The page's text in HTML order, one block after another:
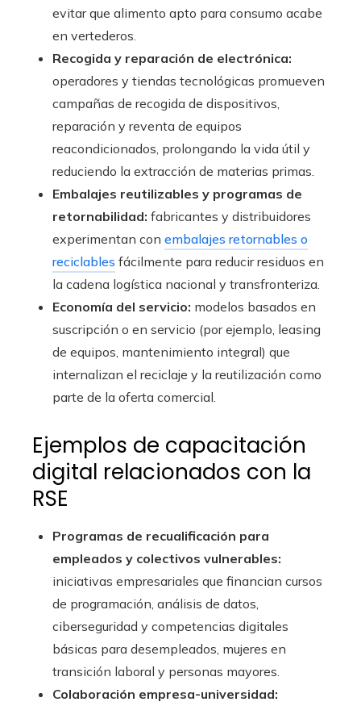
evitar que alimento apto para consumo acabe
en vertederos.
Recogida y reparación de electrónica:
operadores y tiendas tecnológicas promueven
campañas de recogida de dispositivos,
reparación y reventa de equipos
reacondicionados, prolongando la vida útil y
reduciendo la extracción de materias primas.
Embalajes reutilizables y programas de
retornabilidad: fabricantes y distribuidores
experimentan con embalajes retornables o
reciclables fácilmente para reducir residuos en
la cadena logística nacional y transfronteriza.
Economía del servicio: modelos basados en
suscripción o en servicio (por ejemplo, leasing
de equipos, mantenimiento integral) que
internalizan el reciclaje y la reutilización como
parte de la oferta comercial.
Ejemplos de capacitación
digital relacionados con la
RSE
Programas de recualificación para
empleados y colectivos vulnerables:
iniciativas empresariales que financian cursos
de programación, análisis de datos,
ciberseguridad y competencias digitales
básicas para desempleados, mujeres en
transición laboral y personas mayores.
Colaboración empresa-universidad: